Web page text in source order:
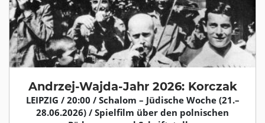
Andrzej-Wajda-Jahr 2026: Korczak
LEIPZIG / 20:00 / Schalom – Jüdische Woche (21.–
28.06.2026) / Spielfilm über den polnischen